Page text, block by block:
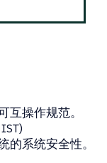
互操作规范。
系统安全性。